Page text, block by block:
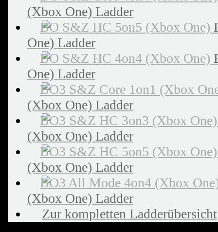
(Xbox One) Ladder
One) Ladder
One) Ladder
(Xbox One) Ladder
(Xbox One) Ladder
(Xbox One) Ladder
(Xbox One) Ladder
Zur kompletten Ladderübersicht